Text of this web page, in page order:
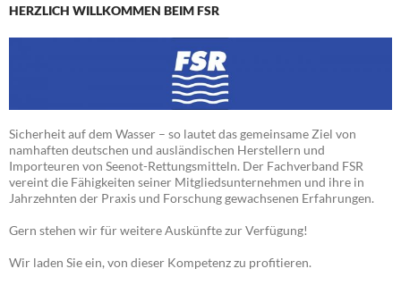
HERZLICH WILLKOMMEN BEIM FSR
Sicherheit auf dem Wasser – so lautet das gemeinsame Ziel von
namhaften deutschen und ausländischen Herstellern und
Importeuren von Seenot-Rettungsmitteln. Der Fachverband FSR
vereint die Fähigkeiten seiner Mitgliedsunternehmen und ihre in
Jahrzehnten der Praxis und Forschung gewachsenen Erfahrungen.
Gern stehen wir für weitere Auskünfte zur Verfügung!
Wir laden Sie ein, von dieser Kompetenz zu profitieren.